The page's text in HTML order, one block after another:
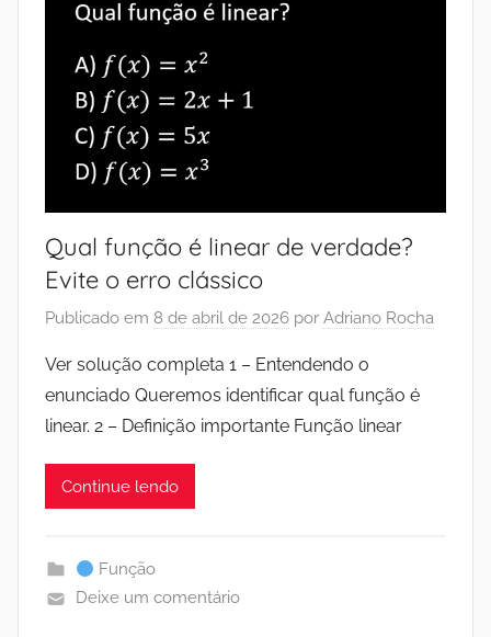
Qual função é linear de verdade?
Evite o erro clássico
Publicado em 8 de abril de 2026 por Adriano Rocha
Ver solução completa 1 – Entendendo o
enunciado Queremos identificar qual função é
linear. 2 – Definição importante Função linear
Continue lendo
Função
Deixe um comentário